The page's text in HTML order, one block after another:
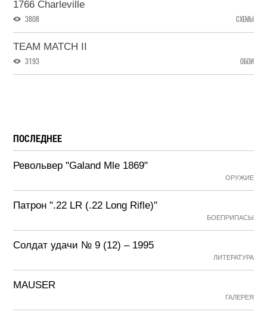
1766 Charleville
3808 СХЕМЫ
TEAM MATCH II
3193 ОБОИ
ПОСЛЕДНЕЕ
Револьвер "Galand Mle 1869"
ОРУЖИЕ
Патрон ".22 LR (.22 Long Rifle)"
БОЕПРИПАСЫ
Солдат удачи № 9 (12) – 1995
ЛИТЕРАТУРА
MAUSER
ГАЛЕРЕЯ